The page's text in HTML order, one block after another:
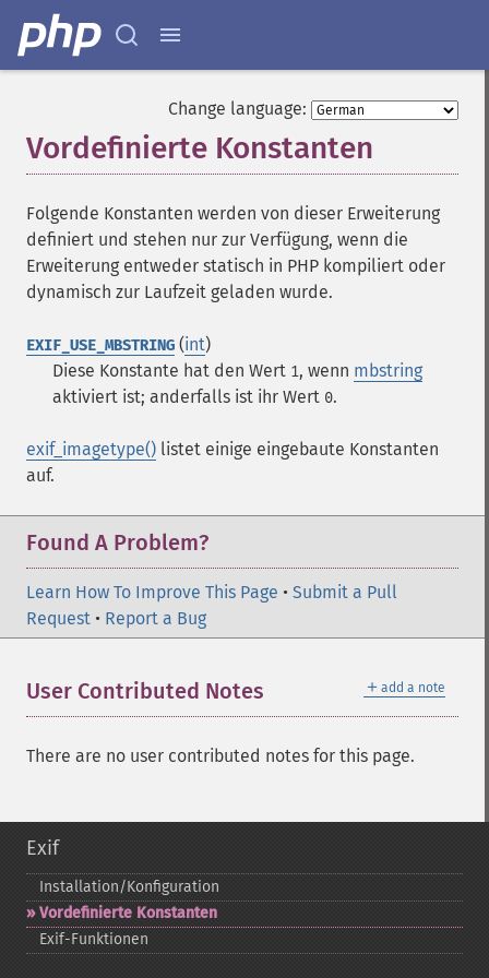
Change language:
Vordefinierte Konstanten
Folgende Konstanten werden von dieser Erweiterung
definiert und stehen nur zur Verfügung, wenn die
Erweiterung entweder statisch in PHP kompiliert oder
dynamisch zur Laufzeit geladen wurde.
EXIF_USE_MBSTRING (int)
Diese Konstante hat den Wert 1, wenn mbstring
aktiviert ist; anderfalls ist ihr Wert 0.
exif_imagetype() listet einige eingebaute Konstanten
auf.
Found A Problem?
Learn How To Improve This Page • Submit a Pull
Request • Report a Bug
＋ add a note
User Contributed Notes
There are no user contributed notes for this page.
Exif
Installation/Konfiguration
Vordefinierte Konstanten
Exif-​Funktionen